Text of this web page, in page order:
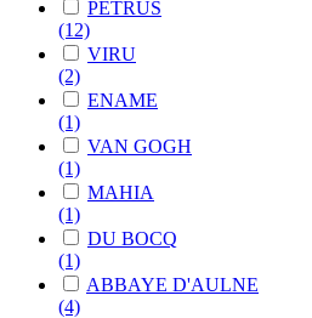
PETRUS
(12)
VIRU
(2)
ENAME
(1)
VAN GOGH
(1)
MAHIA
(1)
DU BOCQ
(1)
ABBAYE D'AULNE
(4)